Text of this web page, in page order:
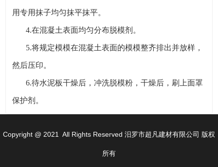
用专用抹子均匀抹平抹平。
4.在混凝土表面均匀分布脱模剂。
5.将规定模模在混凝土表面的模模整齐排出并放样，
然后压印。
6.待水泥板干燥后，冲洗脱模粉，干燥后，刷上面罩
保护剂。
Copyright @ 2021 All Rights Reserved 汨罗市超凡建材有限公司 版权
所有